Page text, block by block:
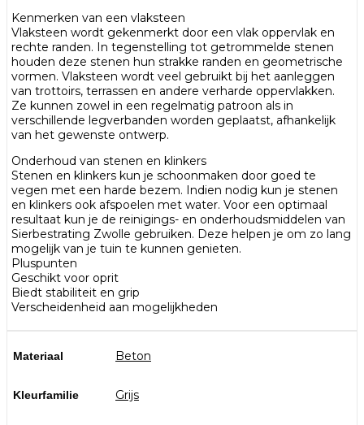
Kenmerken van een vlaksteen
Vlaksteen wordt gekenmerkt door een vlak oppervlak en
rechte randen. In tegenstelling tot getrommelde stenen
houden deze stenen hun strakke randen en geometrische
vormen. Vlaksteen wordt veel gebruikt bij het aanleggen
van trottoirs, terrassen en andere verharde oppervlakken.
Ze kunnen zowel in een regelmatig patroon als in
verschillende legverbanden worden geplaatst, afhankelijk
van het gewenste ontwerp.
Onderhoud van stenen en klinkers
Stenen en klinkers kun je schoonmaken door goed te
vegen met een harde bezem. Indien nodig kun je stenen
en klinkers ook afspoelen met water. Voor een optimaal
resultaat kun je de reinigings- en onderhoudsmiddelen van
Sierbestrating Zwolle gebruiken. Deze helpen je om zo lang
mogelijk van je tuin te kunnen genieten.
Pluspunten
Geschikt voor oprit
Biedt stabiliteit en grip
Verscheidenheid aan mogelijkheden
Materiaal Beton
Kleurfamilie Grijs